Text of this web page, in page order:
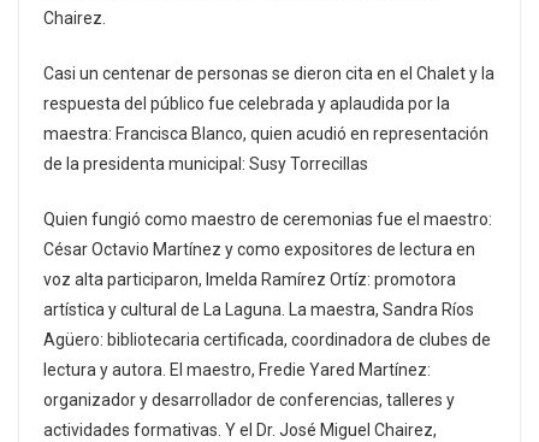
Chairez.
Casi un centenar de personas se dieron cita en el Chalet y la
respuesta del público fue celebrada y aplaudida por la
maestra: Francisca Blanco, quien acudió en representación
de la presidenta municipal: Susy Torrecillas
Quien fungió como maestro de ceremonias fue el maestro:
César Octavio Martínez y como expositores de lectura en
voz alta participaron, Imelda Ramírez Ortíz: promotora
artística y cultural de La Laguna. La maestra, Sandra Ríos
Agüero: bibliotecaria certificada, coordinadora de clubes de
lectura y autora. El maestro, Fredie Yared Martínez:
organizador y desarrollador de conferencias, talleres y
actividades formativas. Y el Dr. José Miguel Chairez,